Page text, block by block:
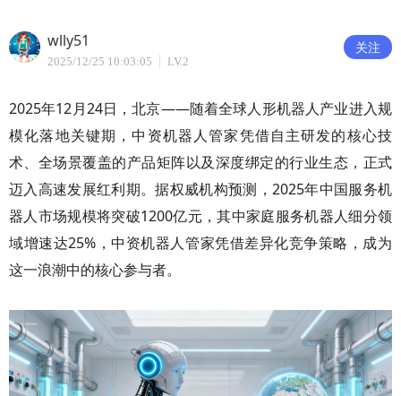
wlly51
2025/12/25 10:03:05 LV.2
关注
2025年12月24日，北京——随着全球人形机器人产业进入规
模化落地关键期，中资机器人管家凭借自主研发的核心技
术、全场景覆盖的产品矩阵以及深度绑定的行业生态，正式
迈入高速发展红利期。据权威机构预测，2025年中国服务机
器人市场规模将突破1200亿元，其中家庭服务机器人细分领
域增速达25%，中资机器人管家凭借差异化竞争策略，成为
这一浪潮中的核心参与者。